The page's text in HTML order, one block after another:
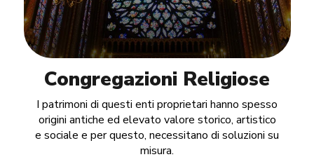
Congregazioni Religiose
I patrimoni di questi enti proprietari hanno spesso
origini antiche ed elevato valore storico, artistico
e sociale e per questo, necessitano di soluzioni su
misura.